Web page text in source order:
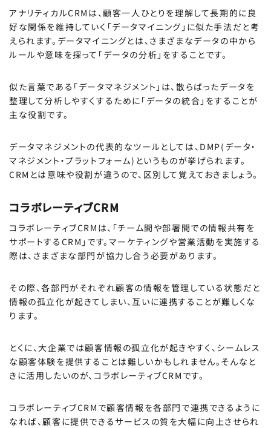
アナリティカルCRMは、顧客一人ひとりを理解して長期的に良
好な関係を維持していく「データマイニング」に似た手法だと考
えられます。データマイニングとは、さまざまなデータの中から
ルールや意味を探って「データの分析」をすることです。
似た言葉である「データマネジメント」は、散らばったデータを
整理して分析しやすくするために「データの統合」をすることが
主な役割です。
データマネジメントの代表的なツールとしては、DMP(データ・
マネジメント・プラットフォーム)というものが挙げられます。
CRMとは意味や役割が違うので、区別して覚えておきましょう。
コラボレーティブCRM
コラボレーティブCRMは、「チーム間や部署間での情報共有を
サポートするCRM」です。マーケティングや営業活動を実施する
際は、さまざまな部門が協力し合う必要があります。
その際、各部門がそれぞれ顧客の情報を管理している状態だと
情報の孤立化が起きてしまい、互いに連携することが難しくな
ります。
とくに、大企業では顧客情報の孤立化が起きやすく、シームレス
な顧客体験を提供することは難しいかもしれません。そんなと
きに活用したいのが、コラボレーティブCRMです。
コラボレーティブCRMで顧客情報を各部門で連携できるように
なれば、顧客に提供できるサービスの質を大幅に向上させられ